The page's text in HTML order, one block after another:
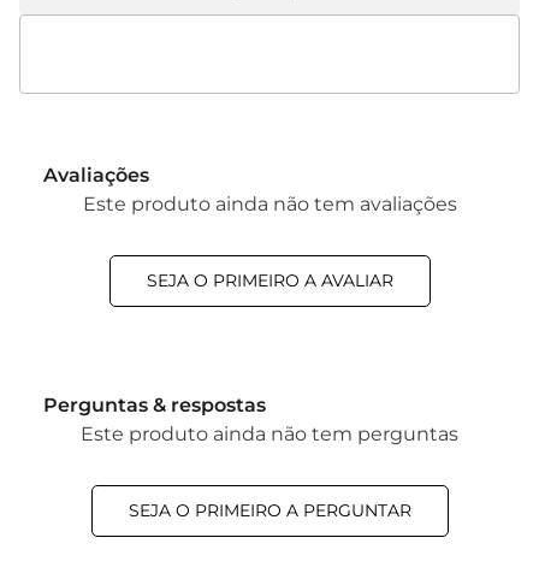
Avaliações
Este produto ainda não tem avaliações
SEJA O PRIMEIRO A AVALIAR
Perguntas & respostas
Este produto ainda não tem perguntas
SEJA O PRIMEIRO A PERGUNTAR